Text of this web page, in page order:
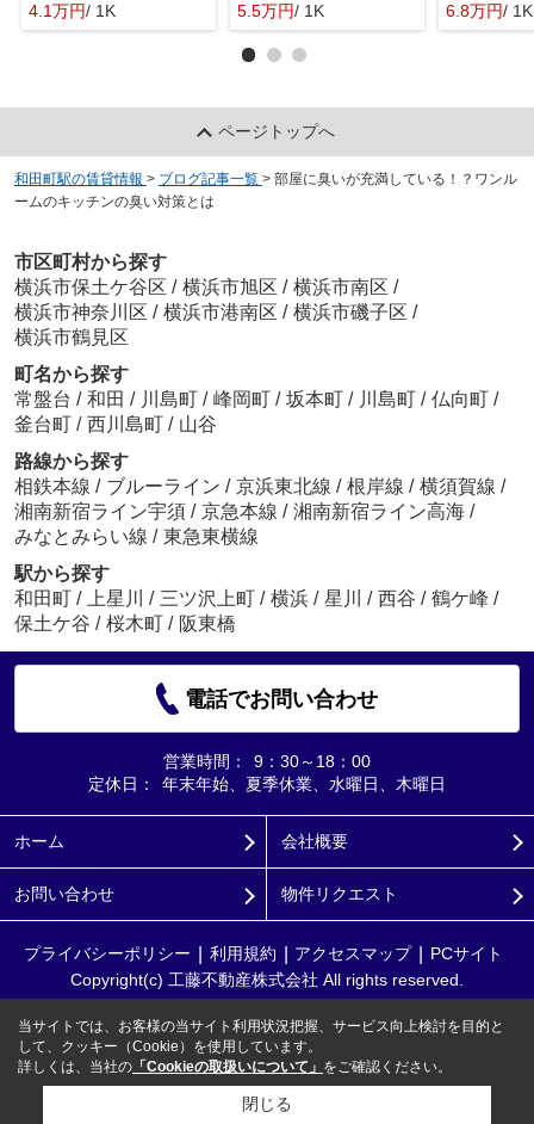
4.1万円/ 1K
5.5万円/ 1K
6.8万円/ 1K
ページトップへ
和田町駅の賃貸情報 > ブログ記事一覧 > 部屋に臭いが充満している！？ワンル
ームのキッチンの臭い対策とは
市区町村から探す
横浜市保土ケ谷区 / 横浜市旭区 / 横浜市南区 /
横浜市神奈川区 / 横浜市港南区 / 横浜市磯子区 /
横浜市鶴見区
町名から探す
常盤台 / 和田 / 川島町 / 峰岡町 / 坂本町 / 川島町 / 仏向町 /
釜台町 / 西川島町 / 山谷
路線から探す
相鉄本線 / ブルーライン / 京浜東北線 / 根岸線 / 横須賀線 /
湘南新宿ライン宇須 / 京急本線 / 湘南新宿ライン高海 /
みなとみらい線 / 東急東横線
駅から探す
和田町 / 上星川 / 三ツ沢上町 / 横浜 / 星川 / 西谷 / 鶴ケ峰 /
保土ケ谷 / 桜木町 / 阪東橋
電話でお問い合わせ
営業時間：
9：30～18：00
定休日：
年末年始、夏季休業、水曜日、木曜日
ホーム 会社概要
お問い合わせ 物件リクエスト
プライバシーポリシー 利用規約 アクセスマップ
PCサイト
Copyright(c) 工藤不動産株式会社 All rights reserved.
当サイトでは、お客様の当サイト利用状況把握、サービス向上検討を目的と
して、クッキー（Cookie）を使用しています。
詳しくは、当社の 「Cookieの取扱いについて」 をご確認ください。
閉じる